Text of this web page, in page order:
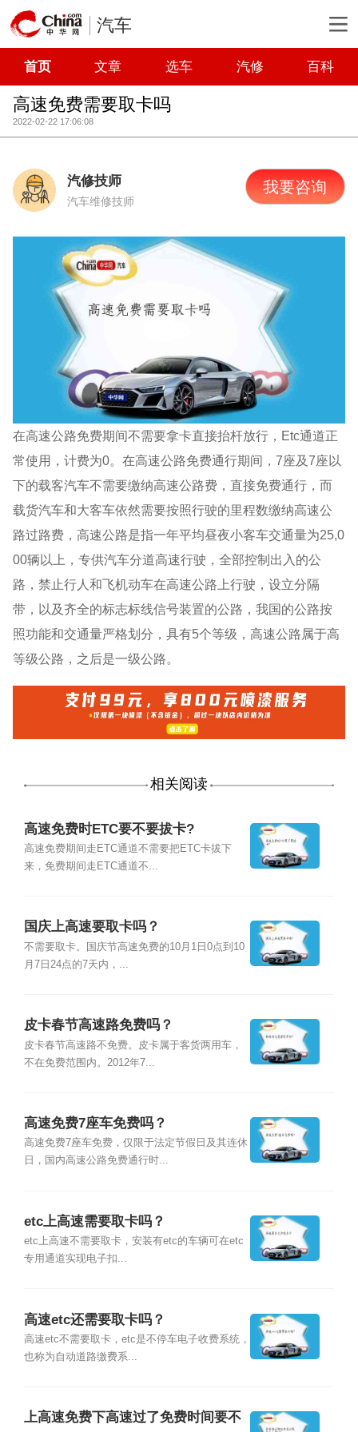
汽车
首页 文章 选车 汽修 百科
高速免费需要取卡吗
2022-02-22 17:06:08
汽修技师
汽车维修技师
我要咨询
在高速公路免费期间不需要拿卡直接抬杆放行，Etc通道正
常使用，计费为0。在高速公路免费通行期间，7座及7座以
下的载客汽车不需要缴纳高速公路费，直接免费通行，而
载货汽车和大客车依然需要按照行驶的里程数缴纳高速公
路过路费，高速公路是指一年平均昼夜小客车交通量为25,0
00辆以上，专供汽车分道高速行驶，全部控制出入的公
路，禁止行人和飞机动车在高速公路上行驶，设立分隔
带，以及齐全的标志标线信号装置的公路，我国的公路按
照功能和交通量严格划分，具有5个等级，高速公路属于高
等级公路，之后是一级公路。
相关阅读
高速免费时ETC要不要拔卡?
高速免费期间走ETC通道不需要把ETC卡拔下
来，免费期间走ETC通道不...
国庆上高速要取卡吗？
不需要取卡。国庆节高速免费的10月1日0点到10
月7日24点的7天内，...
皮卡春节高速路免费吗？
皮卡春节高速路不免费。皮卡属于客货两用车，
不在免费范围内。2012年7...
高速免费7座车免费吗？
高速免费7座车免费，仅限于法定节假日及其连休
日，国内高速公路免费通行时...
etc上高速需要取卡吗？
etc上高速不需要取卡，安装有etc的车辆可在etc
专用通道实现电子扣...
高速etc还需要取卡吗？
高速etc不需要取卡，etc是不停车电子收费系统，
也称为自动道路缴费系...
上高速免费下高速过了免费时间要不